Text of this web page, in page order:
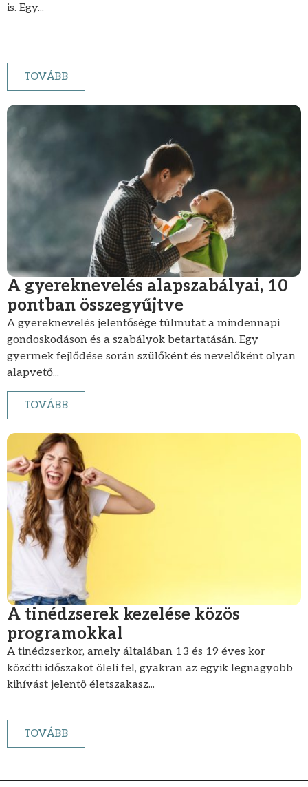
is. Egy...
TOVÁBB
A gyereknevelés alapszabályai, 10
pontban összegyűjtve
A gyereknevelés jelentősége túlmutat a mindennapi
gondoskodáson és a szabályok betartatásán. Egy
gyermek fejlődése során szülőként és nevelőként olyan
alapvető...
TOVÁBB
A tinédzserek kezelése közös
programokkal
A tinédzserkor, amely általában 13 és 19 éves kor
közötti időszakot öleli fel, gyakran az egyik legnagyobb
kihívást jelentő életszakasz...
TOVÁBB